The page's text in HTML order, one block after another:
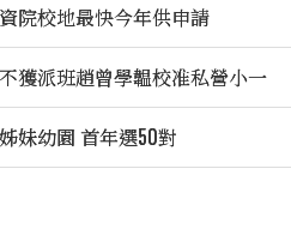
院校地最快今年供申請
獲派班趙曾學韞校准私營小一
妹幼園 首年選50對